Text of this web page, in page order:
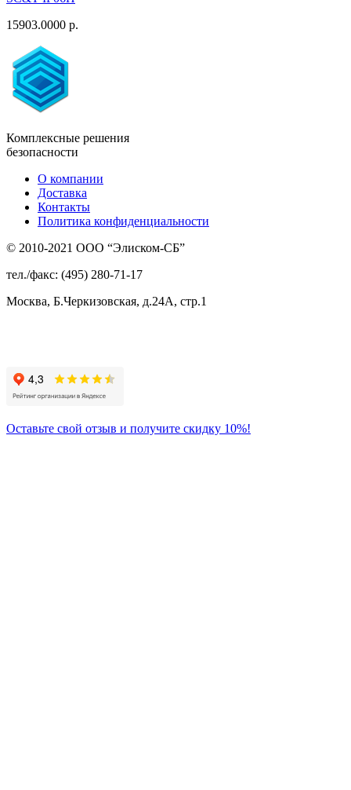
15903.0000 р.
Комплексные решения
безопасности
О компании
Доставка
Контакты
Политика конфиденциальности
© 2010-2021 ООО “Элиском-СБ”
тел./факс: (495) 280-71-17
Москва, Б.Черкизовская, д.24А, стр.1
Оставьте свой отзыв и получите скидку 10%!